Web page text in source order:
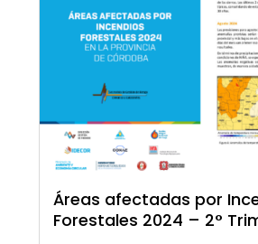
Áreas afectadas por
Forestales 2024 – 2°